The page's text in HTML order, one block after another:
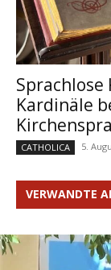
Kardinäle
CATHOLICA 5.
VERWANDTE